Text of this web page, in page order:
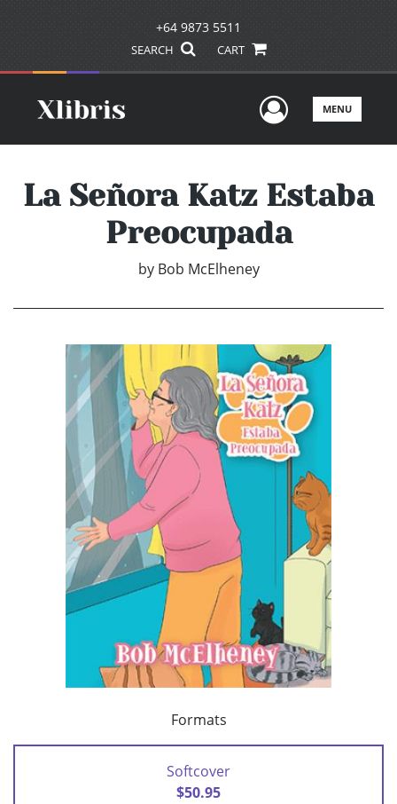
+64 9873 5511
SEARCH CART
UserMENU
La Señora Katz Estaba
Preocupada
by Bob McElheney
Formats
Softcover
$50.95